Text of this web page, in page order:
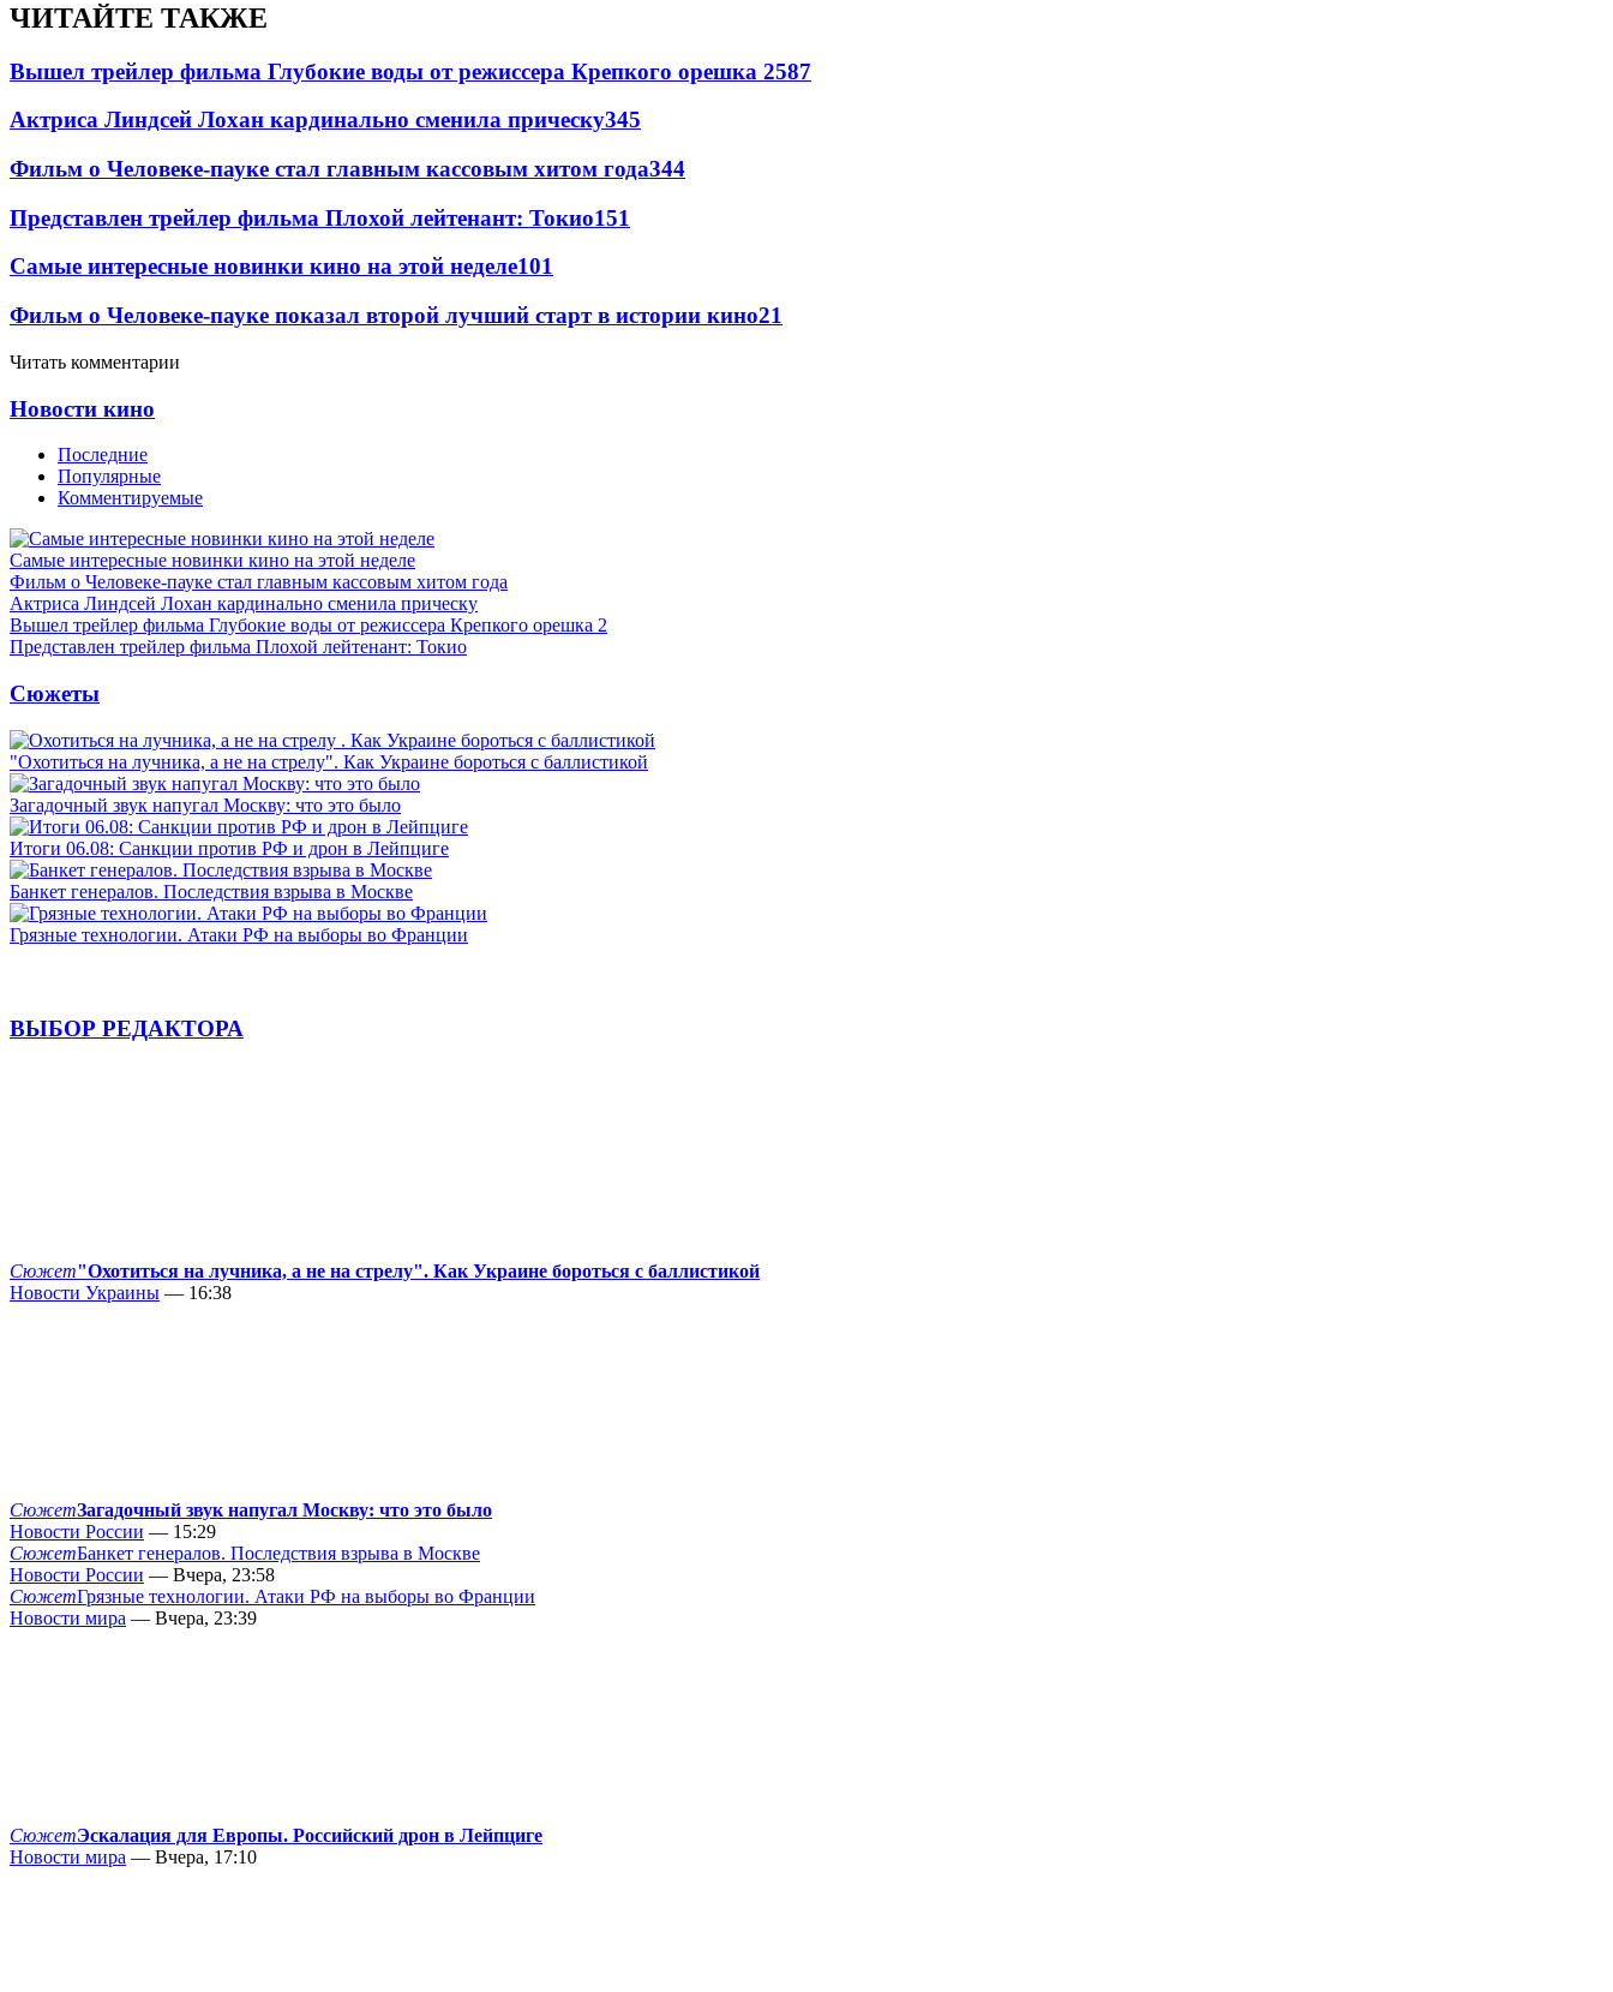
ЧИТАЙТЕ ТАКЖЕ
Вышел трейлер фильма Глубокие воды от режиссера Крепкого орешка 2587
Актриса Линдсей Лохан кардинально сменила прическу345
Фильм о Человеке-пауке стал главным кассовым хитом года344
Представлен трейлер фильма Плохой лейтенант: Токио151
Самые интересные новинки кино на этой неделе101
Фильм о Человеке-пауке показал второй лучший старт в истории кино21
Читать комментарии
Новости кино
Последние
Популярные
Комментируемые
Самые интересные новинки кино на этой неделе
Фильм о Человеке-пауке стал главным кассовым хитом года
Актриса Линдсей Лохан кардинально сменила прическу
Вышел трейлер фильма Глубокие воды от режиссера Крепкого орешка 2
Представлен трейлер фильма Плохой лейтенант: Токио
Сюжеты
"Охотиться на лучника, а не на стрелу". Как Украине бороться с баллистикой
Загадочный звук напугал Москву: что это было
Итоги 06.08: Санкции против РФ и дрон в Лейпциге
Банкет генералов. Последствия взрыва в Москве
Грязные технологии. Атаки РФ на выборы во Франции
ВЫБОР РЕДАКТОРА
Сюжет"Охотиться на лучника, а не на стрелу". Как Украине бороться с баллистикой
Новости Украины — 16:38
СюжетЗагадочный звук напугал Москву: что это было
Новости России — 15:29
СюжетБанкет генералов. Последствия взрыва в Москве
Новости России — Вчера, 23:58
СюжетГрязные технологии. Атаки РФ на выборы во Франции
Новости мира — Вчера, 23:39
СюжетЭскалация для Европы. Российский дрон в Лейпциге
Новости мира — Вчера, 17:10